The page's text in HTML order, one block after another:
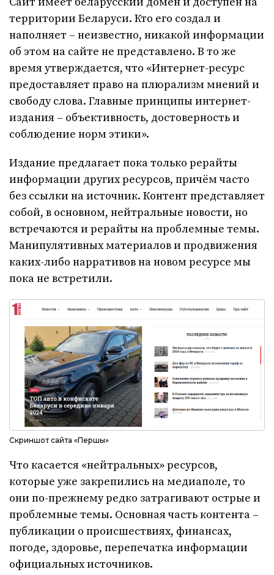
территории Беларуси. Кто его создал и
наполняет – неизвестно, никакой информации
об этом на сайте не представлено. В то же
время утверждается, что «Интернет-ресурс
предоставляет право на плюрализм мнений и
свободу слова. Главные принципы интернет-
издания – объективность, достоверность и
соблюдение норм этики».
Издание предлагает пока только рерайты
информации других ресурсов, причём часто
без ссылки на источник. Контент представляет
собой, в основном, нейтральные новости, но
встречаются и рерайты на проблемные темы.
Манипулятивных материалов и продвижения
каких-либо нарративов на новом ресурсе мы
пока не встретили.
Скриншот сайта «Першы»
Что касается «нейтральных» ресурсов,
которые уже закрепились на медиаполе, то
они по-прежнему редко затрагивают острые и
проблемные темы. Основная часть контента –
публикации о происшествиях, финансах,
погоде, здоровье, перепечатка информации
официальных источников.